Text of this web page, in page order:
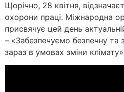
Щорічно, 28 квітня,
охорони праці. Міжнародна
присвячує цей день
– «Забезпечуємо безпечну
зараз в умовах зміни